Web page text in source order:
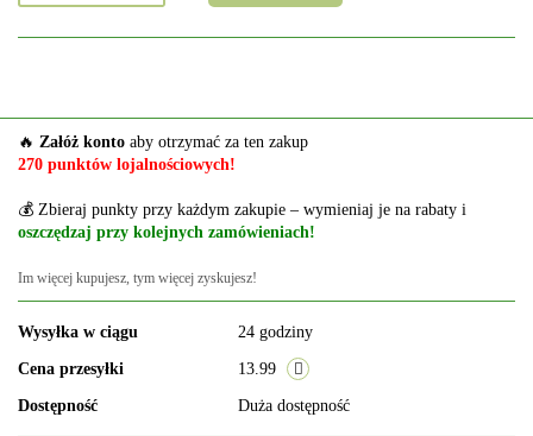
🔥 Załóż konto aby otrzymać za ten zakup
270 punktów lojalnościowych!
💰 Zbieraj punkty przy każdym zakupie – wymieniaj je na rabaty i
oszczędzaj przy kolejnych zamówieniach!
Im więcej kupujesz, tym więcej zyskujesz!
Wysyłka w ciągu 24 godziny
Cena przesyłki 13.99
Dostępność Duża dostępność